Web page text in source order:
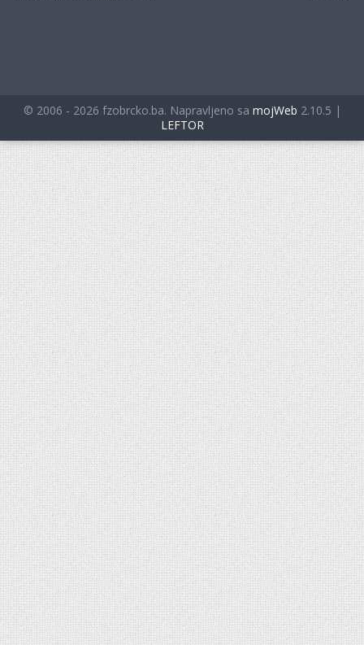
© 2006 - 2026 fzobrcko.ba. Napravljeno sa mojWeb 2.10.5 |
LEFTOR